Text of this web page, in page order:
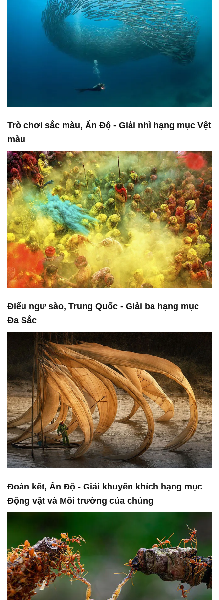
Trò chơi sắc màu, Ấn Độ - Giải nhì hạng mục Vệt
màu
Điếu ngư sào, Trung Quốc - Giải ba hạng mục
Đa Sắc
Đoàn kết, Ấn Độ - Giải khuyến khích hạng mục
Động vật và Môi trường của chúng